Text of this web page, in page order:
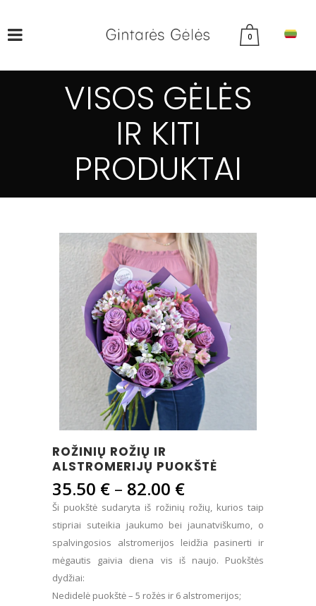
0
VISOS GĖLĖS
IR KITI
PRODUKTAI
ROŽINIŲ ROŽIŲ IR
ALSTROMERIJŲ PUOKŠTĖ
35.50 € – 82.00 €Price
range:
35.50 €
through
82.00 €
Ši puokštė sudaryta iš rožinių rožių, kurios taip
stipriai suteikia jaukumo bei jaunatviškumo, o
spalvingosios alstromerijos leidžia pasinerti ir
mėgautis gaivia diena vis iš naujo. Puokštės
dydžiai:
Nedidelė puokštė – 5 rožės ir 6 alstromerijos;